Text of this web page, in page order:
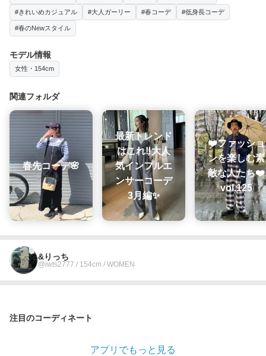
#きれいめカジュアル #大人ガーリー #春コーデ #低身長コーデ
#春のNewスタイル
モデル情報
女性・154cm
関連フォルダ
春先コーデ🌸
最新トレンド
はこれ‼️大人
気インフルエ
ンサーコーデ
3月編✨
❤️ファッショ
ンを楽しむ素
敵な人たち❤️
vol.125
&りっち
@iwts2777 / 154cm / WOMEN
注目のコーディネート
アプリでもっと見る